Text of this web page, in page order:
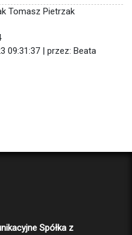
Tomasz Pietrzak
09:31:37 | przez: Beata
Spółka z